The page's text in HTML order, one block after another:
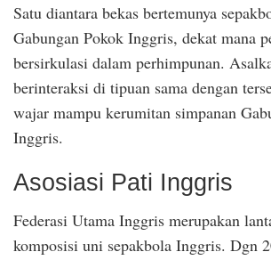
Satu diantara bekas bertemunya
Gabungan Pokok Inggris, dekat mana
bersirkulasi dalam perhimpunan.
berinteraksi di tipuan sama dengan
wajar mampu kerumitan simpanan
Inggris.
Asosiasi Pati Inggris
Federasi Utama Inggris merupakan
komposisi uni sepakbola Inggris. Dgn